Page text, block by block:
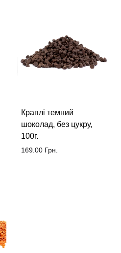
Краплі темний
шоколад, без цукру,
100г.
169.00 Грн.